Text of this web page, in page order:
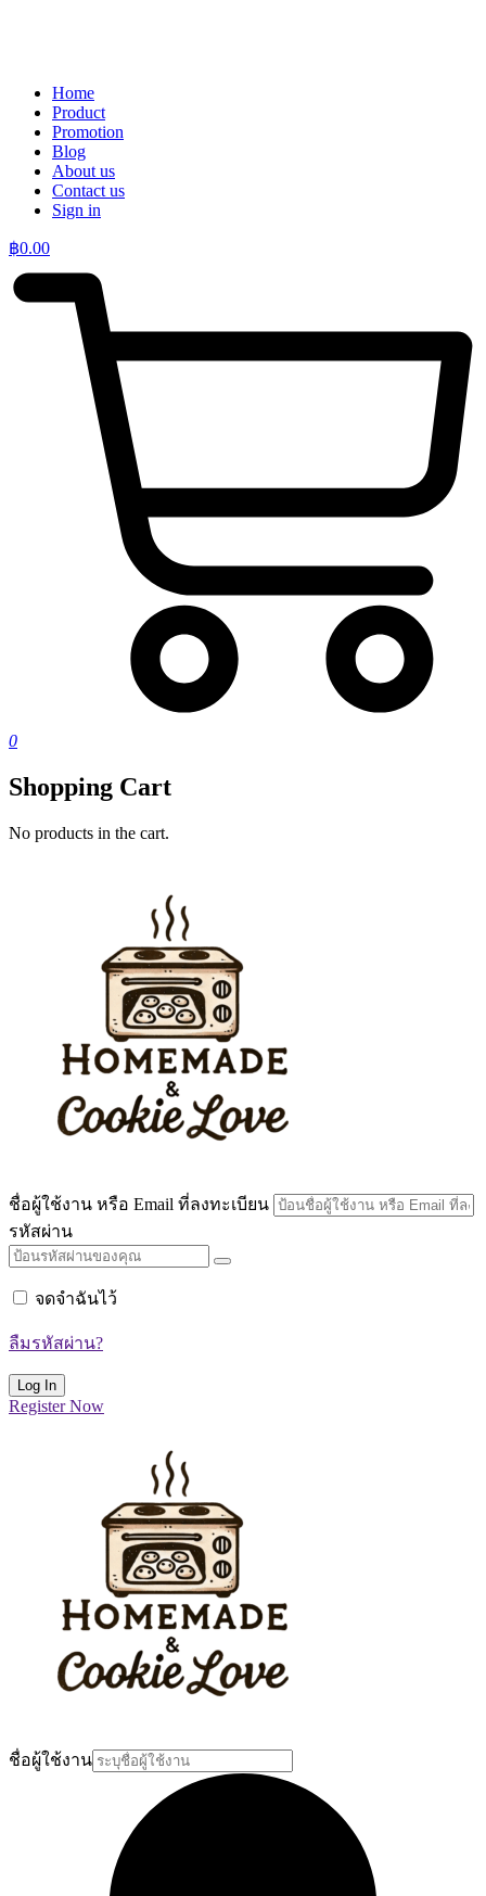
Home
Product
Promotion
Blog
About us
Contact us
Sign in
฿0.00
0
Shopping Cart
No products in the cart.
ชื่อผู้ใช้งาน หรือ Email ที่ลงทะเบียน
รหัสผ่าน
จดจำฉันไว้
ลืมรหัสผ่าน?
Register Now
ชื่อผู้ใช้งาน